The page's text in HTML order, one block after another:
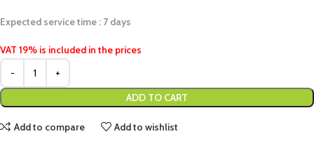
Expected service time : 7 days
VAT 19% is included in the prices
ADD TO CART
Add to compare Add to wishlist